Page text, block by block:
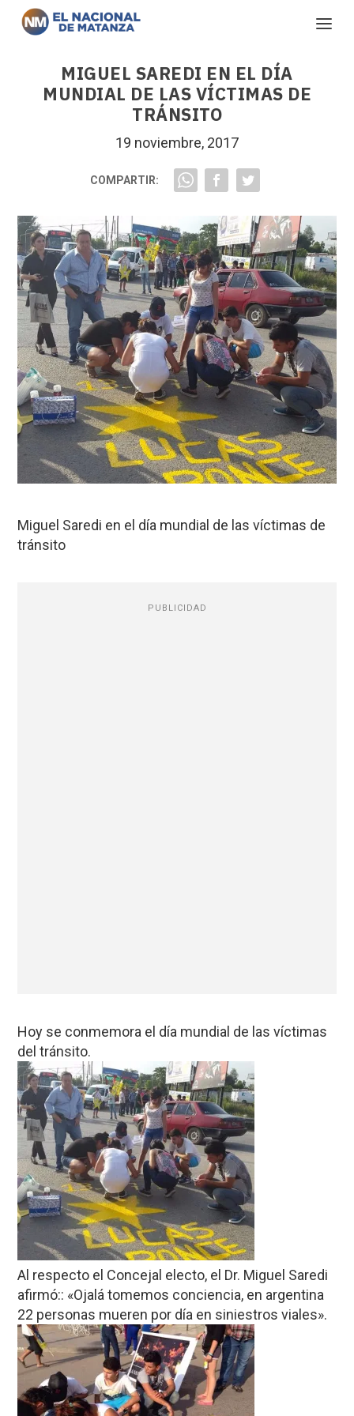
MIGUEL SAREDI EN EL DÍA
MUNDIAL DE LAS VÍCTIMAS DE
TRÁNSITO
19 noviembre, 2017
COMPARTIR:
Miguel Saredi en el día mundial de las víctimas de
tránsito
PUBLICIDAD
Hoy se conmemora el día mundial de las víctimas
del tránsito.
Al respecto el Concejal electo, el Dr. Miguel Saredi
afirmó:: «Ojalá tomemos conciencia, en argentina
22 personas mueren por día en siniestros viales».